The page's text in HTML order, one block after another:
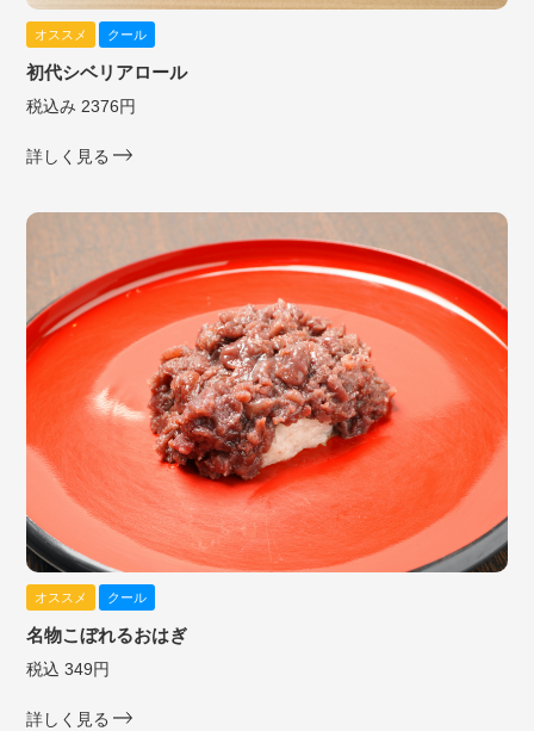
オススメ クール
初代シベリアロール
税込み 2376円
詳しく見る
オススメ クール
名物こぼれるおはぎ
税込 349円
詳しく見る